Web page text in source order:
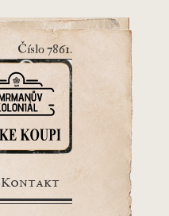
Číslo 7861.
Kontakt